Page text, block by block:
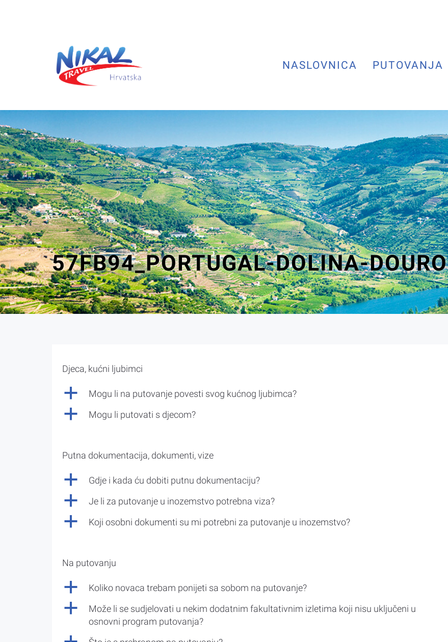
NASLOVNICA PUTOVANJA
57FB94_PORTUGAL-DOLINA-DOURO
Djeca, kućni ljubimci
a Mogu li na putovanje povesti svog kućnog ljubimca?
a Mogu li putovati s djecom?
Putna dokumentacija, dokumenti, vize
a Gdje i kada ću dobiti putnu dokumentaciju?
a Je li za putovanje u inozemstvo potrebna viza?
a Koji osobni dokumenti su mi potrebni za putovanje u inozemstvo?
Na putovanju
a Koliko novaca trebam ponijeti sa sobom na putovanje?
a
Može li se sudjelovati u nekim dodatnim fakultativnim izletima koji nisu uključeni u
osnovni program putovanja?